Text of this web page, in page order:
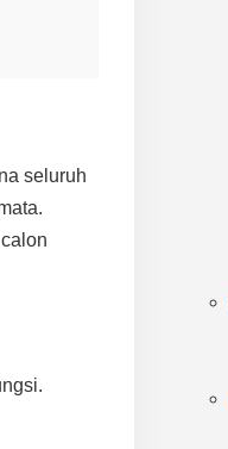
seluruh